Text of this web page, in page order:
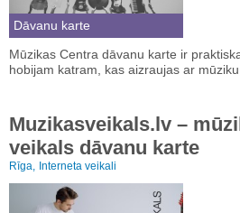
Dāvanu karte
Mūzikas Centra dāvanu karte ir
hobijam katram, kas aizraujas ar mūziku,
Muzikasveikals.lv –
veikals dāvanu karte
Rīga, Interneta veikali